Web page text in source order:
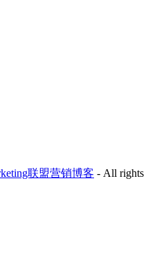
联盟营销博客 - All rights